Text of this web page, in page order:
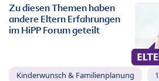
Zu diesen Themen haben
andere Eltern Erfahrungen
im HiPP Forum geteilt
Kinderwunsch & Familienplanung